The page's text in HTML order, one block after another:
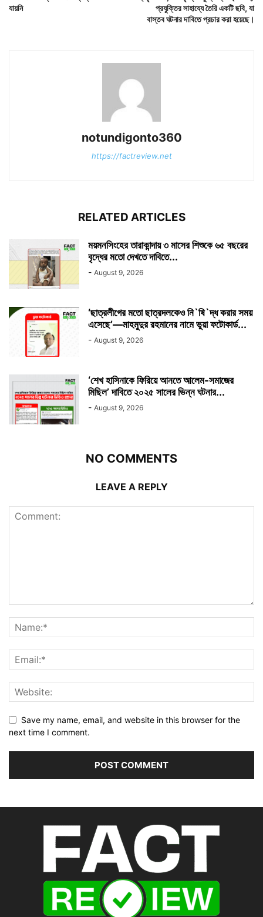
যায়নি
প্রযুক্তির সাহায্যে তৈরি একটি ছবি, যা
বাস্তব ঘটনার দাবিতে প্রচার করা হয়েছে।
notundigonto360
https://factreview.net
RELATED ARTICLES
ময়মনসিংহের তারাকান্দায় ৩ মাসের শিশুকে ৬৫ বছরের
বৃদ্ধের মতো দেখতে দাবিতে...
- August 9, 2026
‘ছাত্রলীগের মতো ছাত্রদলকেও নি`ষি`দ্ধ করার সময়
এসেছে’—মাহমুদুর রহমানের নামে ভুয়া ফটোকার্ড...
- August 9, 2026
‘শেখ হাসিনাকে ফিরিয়ে আনতে আলেম-সমাজের
মিছিল’ দাবিতে ২০২৫ সালের ভিন্ন ঘটনার...
- August 9, 2026
NO COMMENTS
LEAVE A REPLY
Save my name, email, and website in this browser for the
next time I comment.